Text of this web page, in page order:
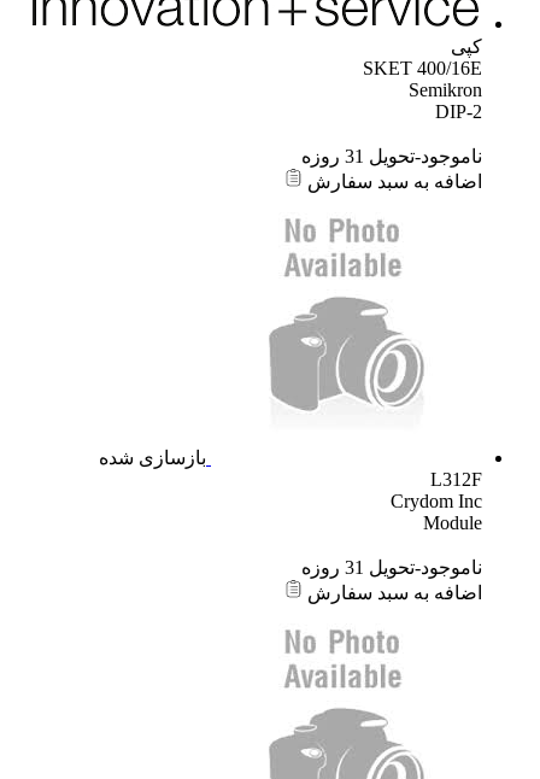
کپی
SKET 400/16E
Semikron
DIP-2
ناموجود-تحویل 31 روزه
اضافه به سبد سفارش
بازسازی شده
L312F
Crydom Inc
Module
ناموجود-تحویل 31 روزه
اضافه به سبد سفارش